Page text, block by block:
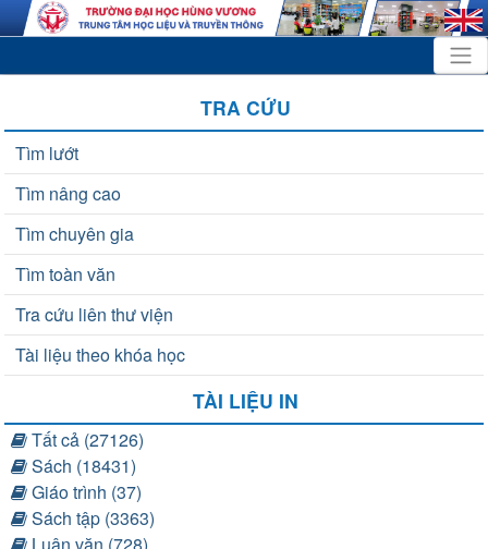
TRA CỨU
Tìm lướt
Tìm nâng cao
Tìm chuyên gia
Tìm toàn văn
Tra cứu liên thư viện
Tài liệu theo khóa học
TÀI LIỆU IN
Tất cả (27126)
Sách (18431)
Giáo trình (37)
Sách tập (3363)